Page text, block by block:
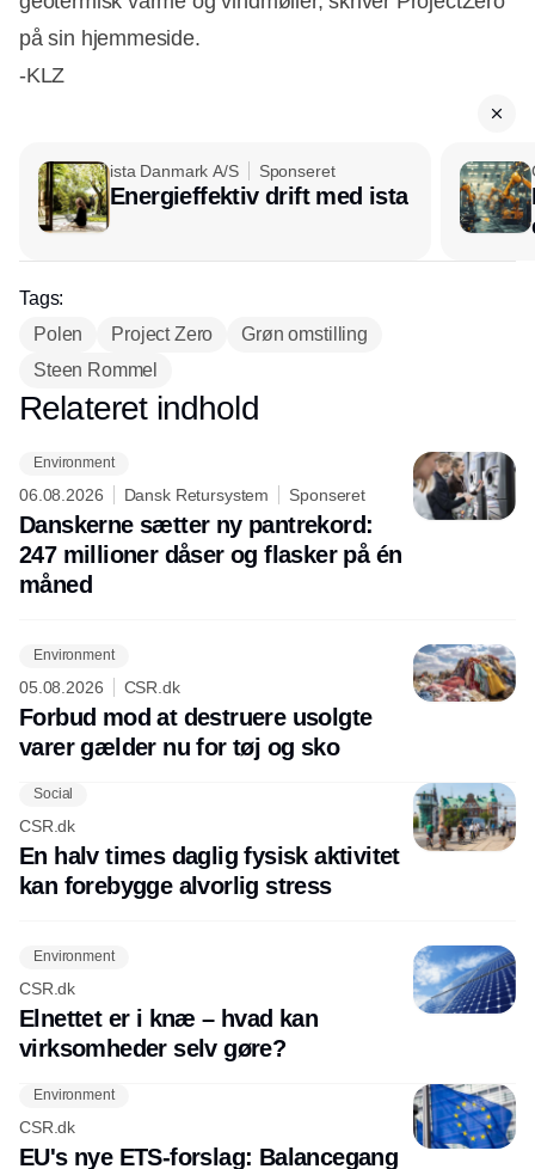
på sin hjemmeside.
-KLZ
ista Danmark A/S Sponseret
Energieffektiv drift med ista
Tags:
Polen
Project Zero
Grøn omstilling
Steen Rommel
Annonce
Relateret indhold
Environment
06.08.2026 Dansk Retursystem Sponseret
Danskerne sætter ny pantrekord:
247 millioner dåser og flasker på én
måned
Environment
05.08.2026 CSR.dk
Forbud mod at destruere usolgte
varer gælder nu for tøj og sko
Social
CSR.dk
En halv times daglig fysisk aktivitet
kan forebygge alvorlig stress
Environment
CSR.dk
Elnettet er i knæ – hvad kan
virksomheder selv gøre?
Environment
CSR.dk
EU's nye ETS-forslag: Balancegang